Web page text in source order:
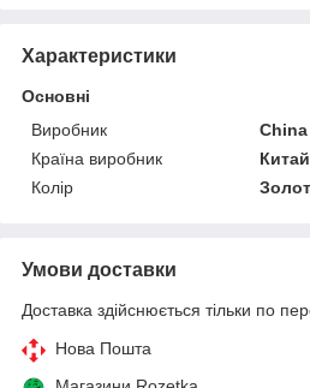
Характеристики
Основні
Виробник
China
Країна виробник
Китай
Колір
Умови доставки
Доставка здійснюється тільки по
Нова Пошта